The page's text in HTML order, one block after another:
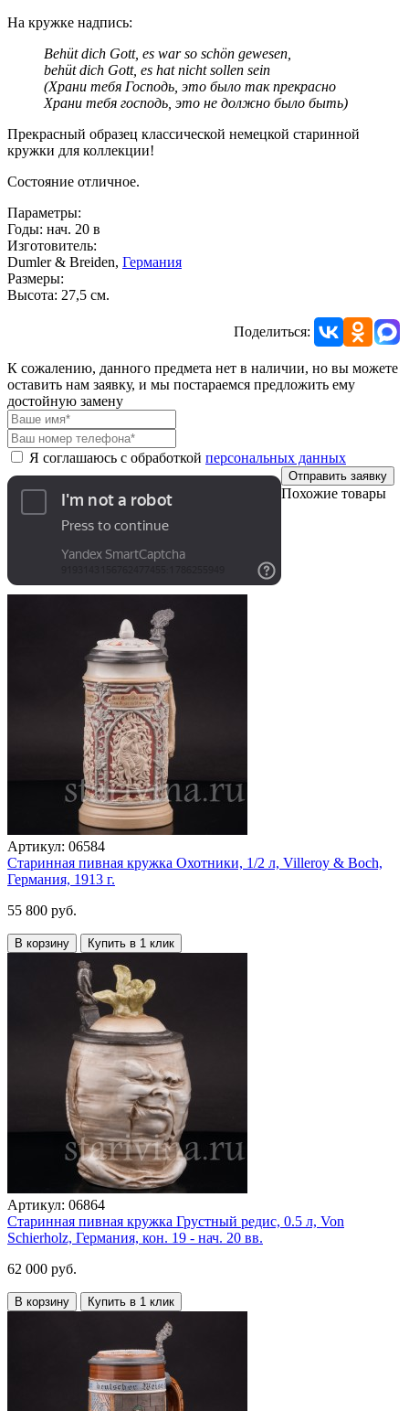
На кружке надпись:
Behüt dich Gott, es war so schön gewesen,
behüt dich Gott, es hat nicht sollen sein
(Храни тебя Господь, это было так прекрасно
Храни тебя господь, это не должно было быть)
Прекрасный образец классической немецкой старинной
кружки для коллекции!
Состояние отличное.
Параметры:
Годы: нач. 20 в
Изготовитель:
Dumler & Breiden, Германия
Размеры:
Высота: 27,5 см.
Поделиться:
К сожалению, данного предмета нет в наличии, но вы можете
оставить нам заявку, и мы постараемся предложить ему
достойную замену
Я соглашаюсь с обработкой персональных данных
Отправить заявку
Похожие товары
Артикул: 06584
Старинная пивная кружка Охотники, 1/2 л, Villeroy & Boch,
Германия, 1913 г.
55 800 руб.
В корзину Купить в 1 клик
Артикул: 06864
Старинная пивная кружка Грустный редис, 0.5 л, Von
Schierholz, Германия, кон. 19 - нач. 20 вв.
62 000 руб.
В корзину Купить в 1 клик